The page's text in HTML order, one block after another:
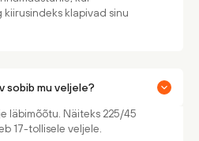
klapivad sinu
sobib mu veljele?
läbimõõtu. Näiteks 225/45
17-tollisele veljele.